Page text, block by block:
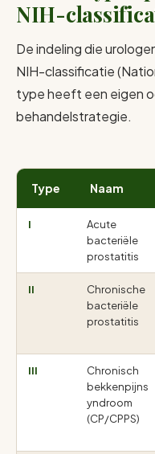
NIH-
De indeling die
NIH-classificatie
type heeft een eigen
behandelstrategie.
Type Naam
I
Acute
bacteriële
prostatitis
II
Chronische
bacteriële
prostatitis
III
Chronisch
bekkenpijns
yndroom
(CP/CPPS)